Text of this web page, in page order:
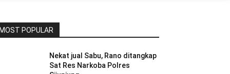
MOST POPULAR
Nekat jual Sabu, Rano ditangkap
Sat Res Narkoba Polres